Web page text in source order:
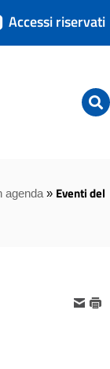
Accessi riservati
agenda» Eventi del